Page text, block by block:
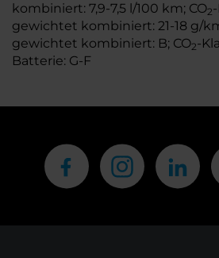
kombiniert: 7,9-7,5 l/100 km; CO2
gewichtet kombiniert: 21-18 g/
gewichtet kombiniert: B; CO2-
Batterie: G-F